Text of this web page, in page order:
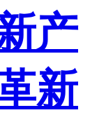
产
新